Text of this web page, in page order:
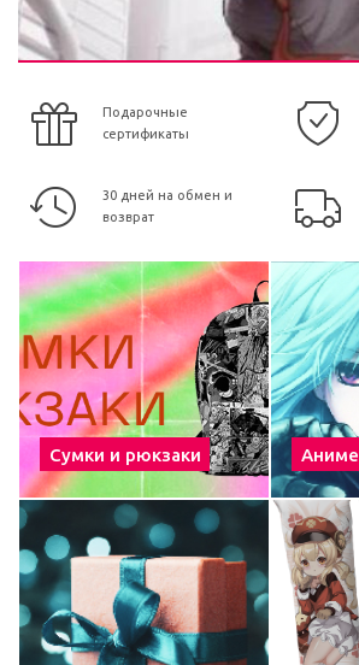
Подарочные
сертификаты
30 дней на обмен и
возврат
Сумки и рюкзаки Аниме